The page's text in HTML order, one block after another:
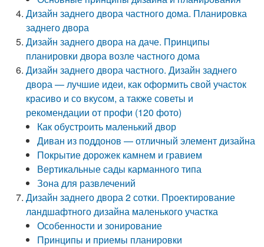
Дизайн заднего двора частного дома. Планировка
заднего двора
Дизайн заднего двора на даче. Принципы
планировки двора возле частного дома
Дизайн заднего двора частного. Дизайн заднего
двора — лучшие идеи, как оформить свой участок
красиво и со вкусом, а также советы и
рекомендации от профи (120 фото)
Как обустроить маленький двор
Диван из поддонов — отличный элемент дизайна
Покрытие дорожек камнем и гравием
Вертикальные сады карманного типа
Зона для развлечений
Дизайн заднего двора 2 сотки. Проектирование
ландшафтного дизайна маленького участка
Особенности и зонирование
Принципы и приемы планировки